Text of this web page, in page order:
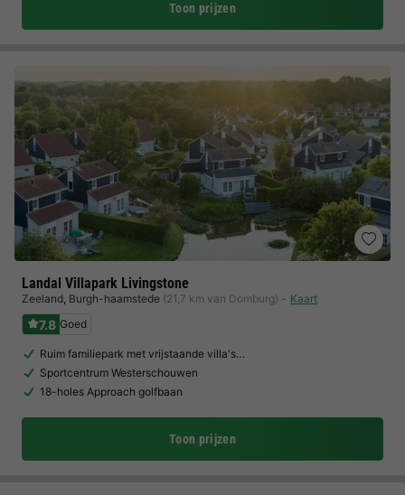
Toon prijzen
Landal Villapark Livingstone
Zeeland, Burgh-haamstede (21,7 km van Domburg) Kaart
7.8 Goed
Ruim familiepark met vrijstaande villa's…
Sportcentrum Westerschouwen
18-holes Approach golfbaan
Toon prijzen